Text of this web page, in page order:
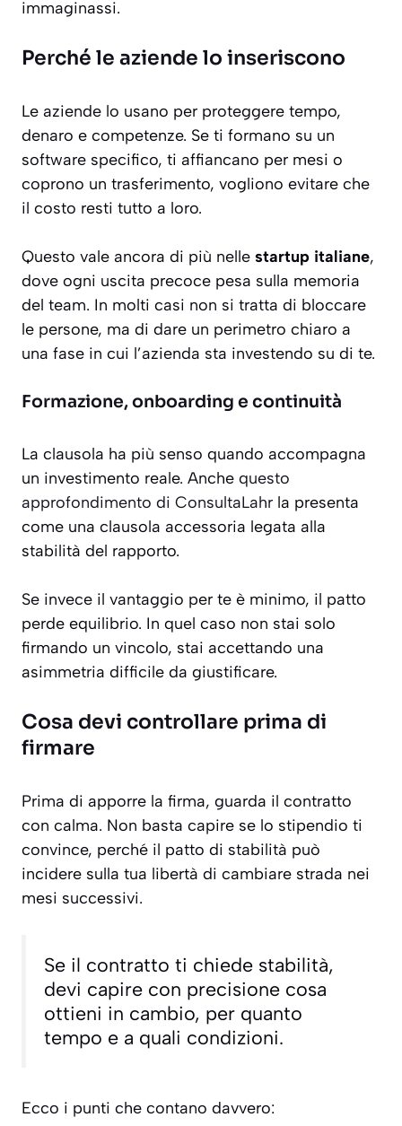
immaginassi.
Perché le aziende lo inseriscono
Le aziende lo usano per proteggere tempo,
denaro e competenze. Se ti formano su un
software specifico, ti affiancano per mesi o
coprono un trasferimento, vogliono evitare che
il costo resti tutto a loro.
Questo vale ancora di più nelle startup italiane,
dove ogni uscita precoce pesa sulla memoria
del team. In molti casi non si tratta di bloccare
le persone, ma di dare un perimetro chiaro a
una fase in cui l’azienda sta investendo su di te.
Formazione, onboarding e continuità
La clausola ha più senso quando accompagna
un investimento reale. Anche questo
approfondimento di ConsultaLahr la presenta
come una clausola accessoria legata alla
stabilità del rapporto.
Se invece il vantaggio per te è minimo, il patto
perde equilibrio. In quel caso non stai solo
firmando un vincolo, stai accettando una
asimmetria difficile da giustificare.
Cosa devi controllare prima di
firmare
Prima di apporre la firma, guarda il contratto
con calma. Non basta capire se lo stipendio ti
convince, perché il patto di stabilità può
incidere sulla tua libertà di cambiare strada nei
mesi successivi.
Se il contratto ti chiede stabilità,
devi capire con precisione cosa
ottieni in cambio, per quanto
tempo e a quali condizioni.
Ecco i punti che contano davvero: